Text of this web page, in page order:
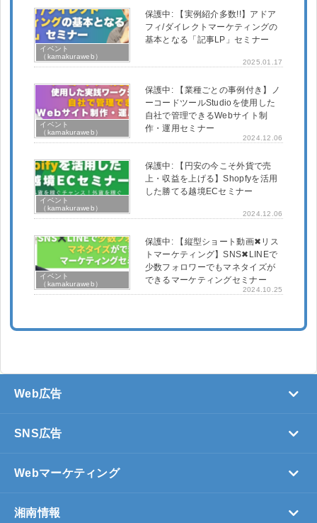
イベント
（kamakuraweb）
2025.01.17
保護中: 【実例紹介多数!!】アドア
フィ/ダイレクトマーケティングの
基本となる「記事LP」セミナー
イベント
（kamakuraweb）
2024.12.06
保護中: 【業種ごとの事例付き】ノ
ーコードツールStudioを使用した
自社で管理できるWebサイト制
作・運用セミナー
イベント
（kamakuraweb）
2024.12.06
保護中: 【円安の今こそ外貨で売
上・収益を上げる】Shopfyを活用
した勝てる越境ECセミナー
イベント
（kamakuraweb）
2024.10.25
保護中: 【縦型ショート動画✖︎リス
トマーケティング】SNS✖︎LINEで
少数フォロワーでもマネタイズが
できるマーケティングセミナー
Web広告
SNS広告
Webマーケティング
湘南情報